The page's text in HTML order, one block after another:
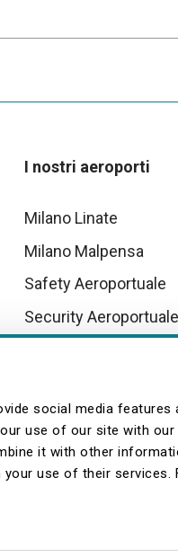
social media features
use of our site with our
it with other
use of their services.
I nostri aeroporti
Milano Linate
Milano Malpensa
Safety Aeroportuale
Security Aeroportuale